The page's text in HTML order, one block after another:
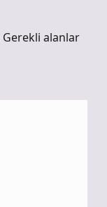
Gerekli alanlar